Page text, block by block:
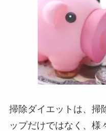
掃除ダイエットは、掃
ップだけではなく、様